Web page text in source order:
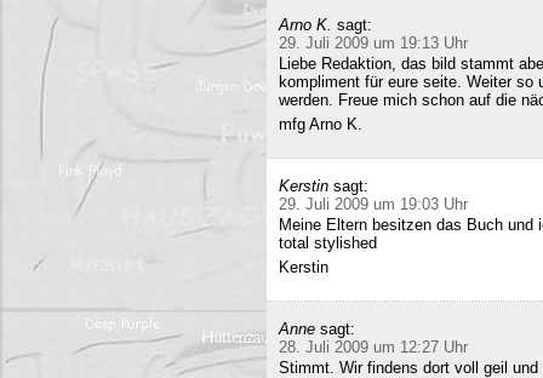
Arno K. sagt:
29. Juli 2009 um 19:13 Uhr
Liebe Redaktion, das bild stammt
kompliment für eure seite. Weiter so
werden. Freue mich schon auf die
mfg Arno K.
Kerstin sagt:
29. Juli 2009 um 19:03 Uhr
Meine Eltern besitzen das Buch
total stylished
Kerstin
Anne sagt:
28. Juli 2009 um 12:27 Uhr
Stimmt. Wir findens dort voll geil und